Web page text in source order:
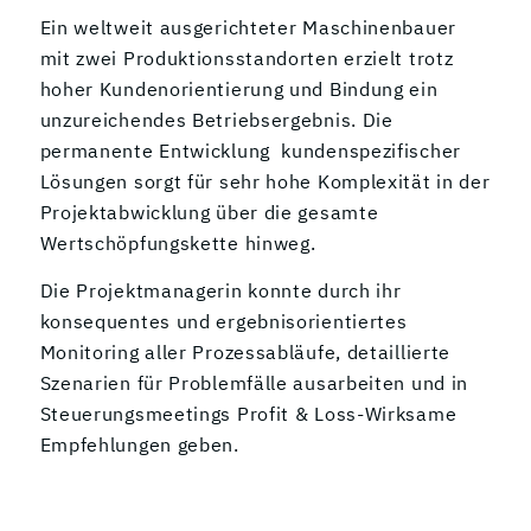
Ein weltweit ausgerichteter Maschinenbauer
mit zwei Produktionsstandorten erzielt trotz
hoher Kundenorientierung und Bindung ein
unzureichendes Betriebsergebnis. Die
permanente Entwicklung kundenspezifischer
Lösungen sorgt für sehr hohe Komplexität in der
Projektabwicklung über die gesamte
Wertschöpfungskette hinweg.
Die Projektmanagerin konnte durch ihr
konsequentes und ergebnisorientiertes
Monitoring aller Prozessabläufe, detaillierte
Szenarien für Problemfälle ausarbeiten und in
Steuerungsmeetings Profit & Loss-Wirksame
Empfehlungen geben.